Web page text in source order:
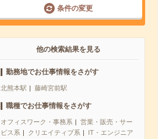
条件の変更
他の検索結果を見る
勤務地でお仕事情報をさがす
北熊本駅 藤崎宮前駅
職種でお仕事情報をさがす
オフィスワーク・事務系
営業・販売・サー
ビス系
クリエイティブ系
IT・エンジニア